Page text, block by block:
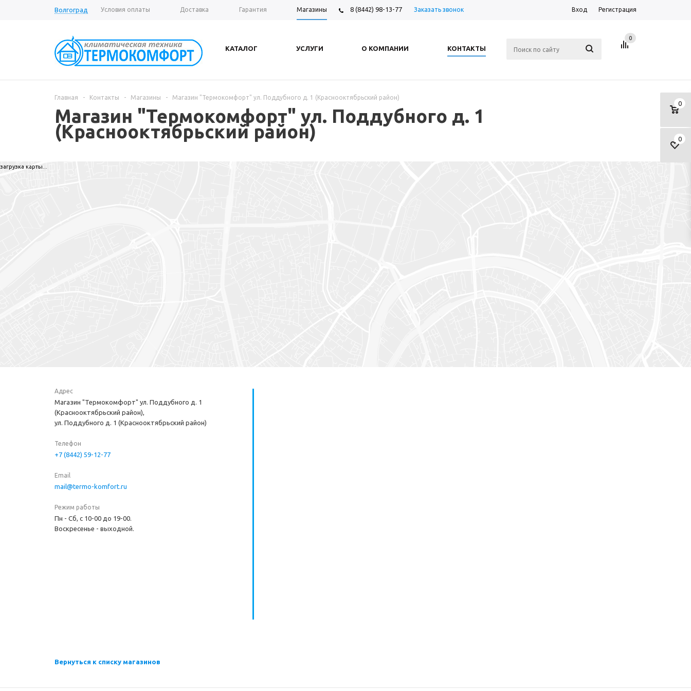
Волгоград Условия оплаты Доставка Гарантия Магазины 8 (8442) 98-13-77 Заказать звонок Вход Регистрация
КАТАЛОГ УСЛУГИ О КОМПАНИИ КОНТАКТЫ
0
0
0
Главная - Контакты - Магазины - Магазин "Термокомфорт" ул. Поддубного д. 1 (Краснооктябрьский район)
Магазин "Термокомфорт" ул. Поддубного д. 1
(Краснооктябрьский район)
загрузка карты...
Адрес
Магазин "Термокомфорт" ул. Поддубного д. 1
(Краснооктябрьский район),
ул. Поддубного д. 1 (Краснооктябрьский район)
Телефон
+7 (8442) 59-12-77
Email
mail@termo-komfort.ru
Режим работы
Пн - Сб, с 10-00 до 19-00.
Воскресенье - выходной.
Вернуться к списку магазинов